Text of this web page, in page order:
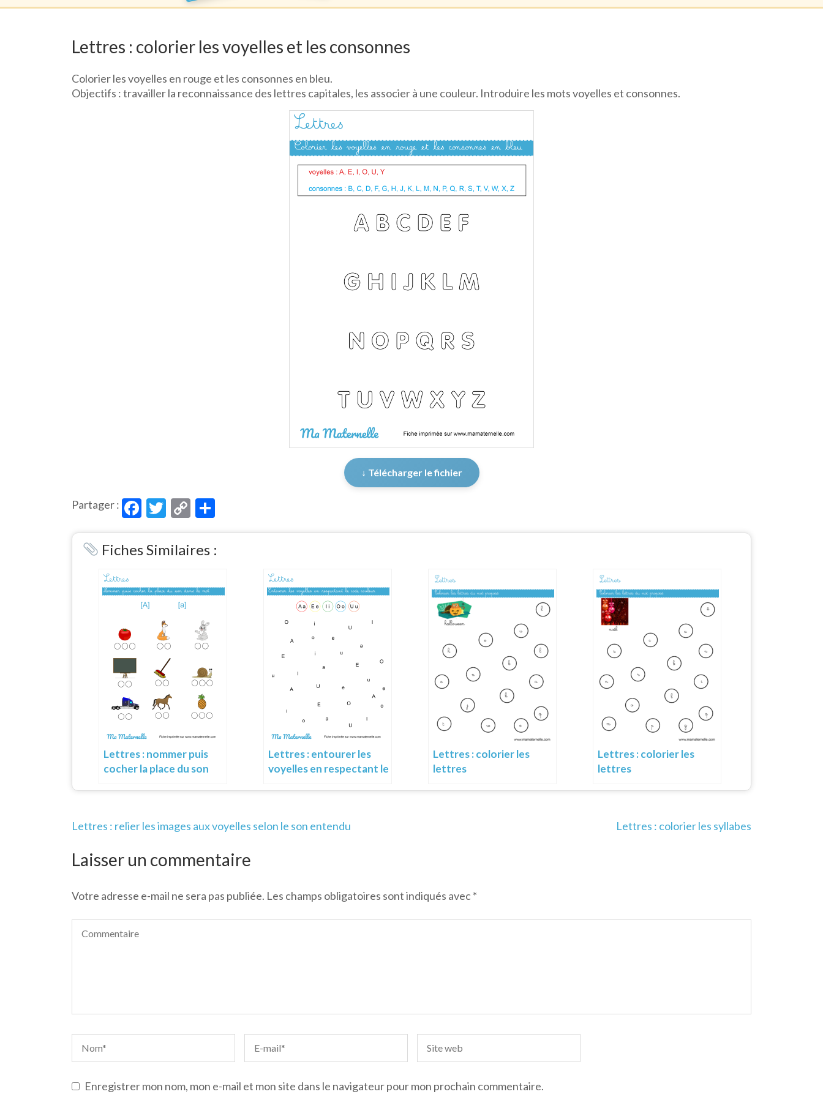
Lettres : colorier les voyelles et les consonnes
Colorier les voyelles en rouge et les consonnes en bleu.
Objectifs : travailler la reconnaissance des lettres capitales, les associer à une couleur. Introduire les mots voyelles et consonnes.
↓ Télécharger le fichier
Partager : Facebook
Twitter
Copy
Link
Fiches Similaires :
Lettres : nommer puis
cocher la place du son
Lettres : entourer les
voyelles en respectant le
Lettres : colorier les
lettres
Lettres : colorier les
lettres
Navigation
l’article
Lettres : relier les images aux voyelles selon le son entendu Lettres : colorier les syllabes
Laisser un commentaire
Votre adresse e-mail ne sera pas publiée. Les champs obligatoires sont indiqués avec*
Enregistrer mon nom, mon e-mail et mon site dans le navigateur pour mon prochain commentaire.